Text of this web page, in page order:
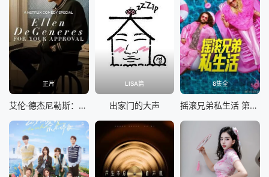
正片
艾伦·德杰尼勒斯：请你许可
LISA篇
出家门的大声
8集全
摇滚兄弟私生活 第二季